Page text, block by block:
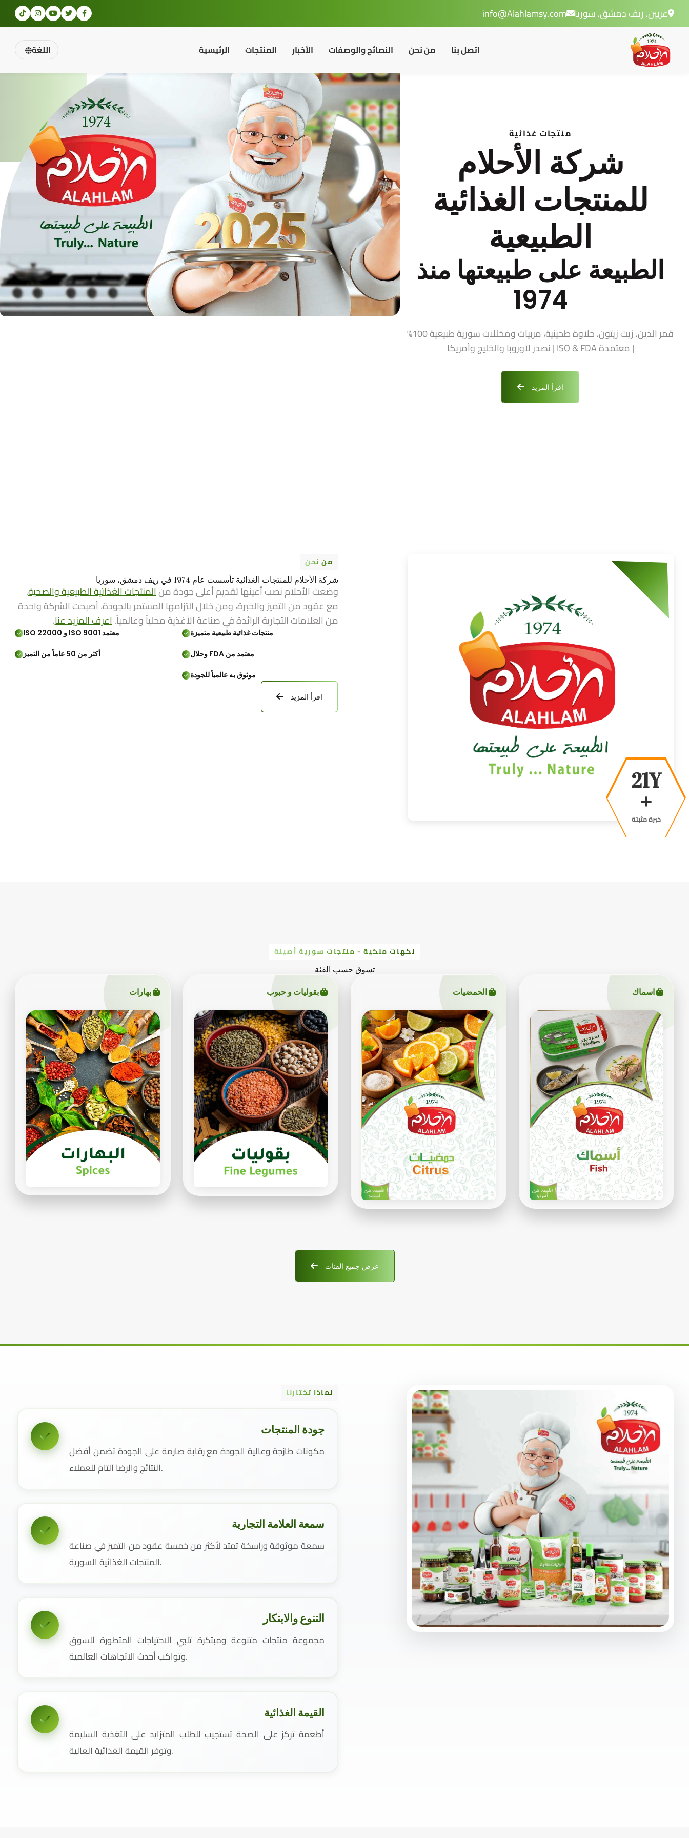
عربين، ريف دمشق، سوريا info@Alahlamsy.com
الرئيسية المنتجات الأخبار النصائح والوصفات من نحن اتصل بنا اللغة
منتجات غذائية
شركة الأحلام
للمنتجات الغذائية
الطبيعية
الطبيعة على طبيعتها منذ
1974
قمر الدين، زيت زيتون، حلاوة طحينية، مربيات ومخللات سورية طبيعية 100%
| معتمدة ISO & FDA | نصدر لأوروبا والخليج وأمريكا
اقرأ المزيد
39Y
+
خبرة مثبتة
من نحن
شركة الأحلام للمنتجات الغذائية تأسست عام 1974 في ريف دمشق، سوريا
وضعت الأحلام نصب أعينها تقديم أعلى جودة منالمنتجات الغذائية الطبيعية والصحية.
مع عقود من التميز والخبرة، ومن خلال التزامها المستمر بالجودة، أصبحت الشركة واحدة
من العلامات التجارية الرائدة في صناعة الأغذية محلياً وعالمياً.اعرف المزيد عنا.
منتجات غذائية طبيعية متميزة معتمد ISO 9001 و ISO 22000
معتمد من FDA وحلال أكثر من 50 عاماً من التميز
موثوق به عالمياً للجودة
اقرأ المزيد
نكهات ملكية - منتجات سورية أصيلة
تسوق حسب الفئة
اسماك الحمضيات بقوليات و حبوب بهارات
عرض جميع الفئات
لماذا تختارنا
جودة المنتجات
مكونات طازجة وعالية الجودة مع رقابة صارمة على الجودة تضمن أفضل
النتائج والرضا التام للعملاء.
سمعة العلامة التجارية
سمعة موثوقة وراسخة تمتد لأكثر من خمسة عقود من التميز في صناعة
المنتجات الغذائية السورية.
التنوع والابتكار
مجموعة منتجات متنوعة ومبتكرة تلبي الاحتياجات المتطورة للسوق
وتواكب أحدث الاتجاهات العالمية.
القيمة الغذائية
أطعمة تركز على الصحة تستجيب للطلب المتزايد على التغذية السليمة
وتوفر القيمة الغذائية العالية.